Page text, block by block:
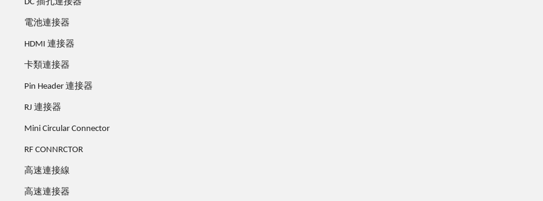
DC 插孔連接器
電池連接器
HDMI 連接器
卡類連接器
Pin Header 連接器
RJ 連接器
Mini Circular Connector
RF CONNRCTOR
高速連接線
高速連接器